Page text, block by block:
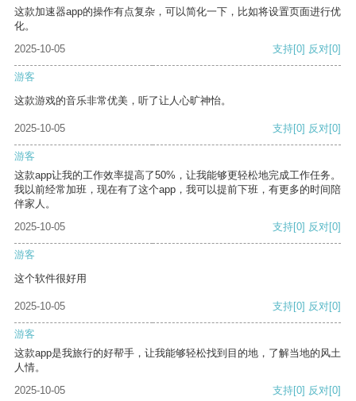
这款加速器app的操作有点复杂，可以简化一下，比如将设置页面进行优
化。
2025-10-05
支持[0] 反对[0]
游客
这款游戏的音乐非常优美，听了让人心旷神怡。
2025-10-05 支持[0] 反对[0]
游客
这款app让我的工作效率提高了50%，让我能够更轻松地完成工作任务。
我以前经常加班，现在有了这个app，我可以提前下班，有更多的时间陪
伴家人。
2025-10-05
支持[0] 反对[0]
游客
这个软件很好用
2025-10-05 支持[0] 反对[0]
游客
这款app是我旅行的好帮手，让我能够轻松找到目的地，了解当地的风土
人情。
2025-10-05
支持[0] 反对[0]